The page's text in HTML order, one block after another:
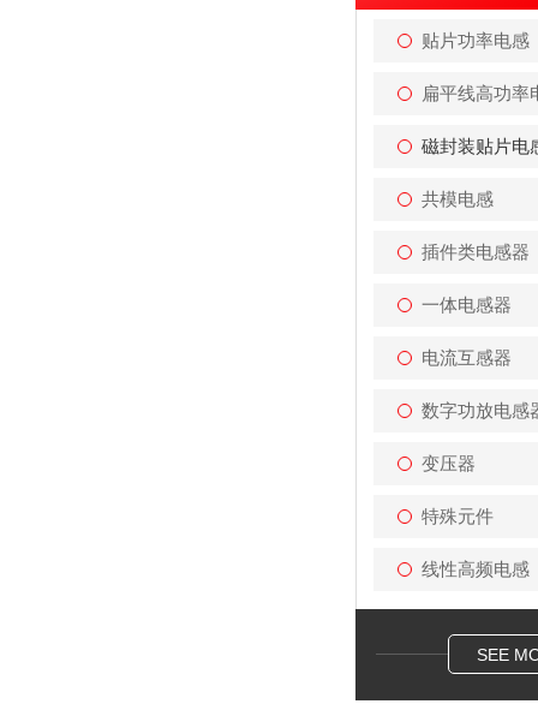
贴片功率电感
扁平线高功率
磁封装贴片电
共模电感
插件类电感器
一体电感器
电流互感器
数字功放电感
变压器
特殊元件
线性高频电感
SEE